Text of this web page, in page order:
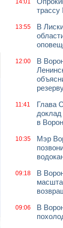
14:01
13:55
В
12:00
В
11:41
Глава
в
10:35
Мэр
09:18
В
09:06
В